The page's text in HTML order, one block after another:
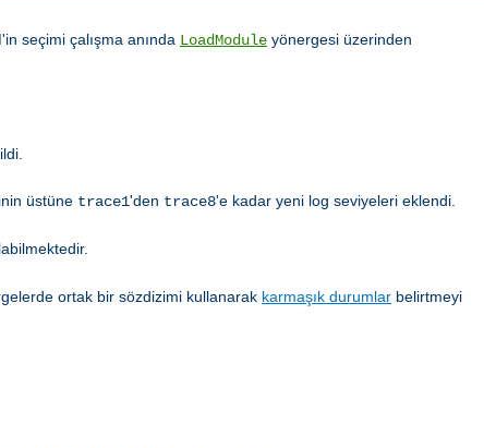
seçimi çalışma anında LoadModule yönergesi üzerinden
üstüne trace1'den trace8'e kadar yeni log seviyeleri eklendi.
ortak bir sözdizimi kullanarak karmaşık durumlar belirtmeyi